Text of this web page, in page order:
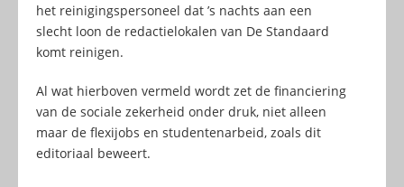
het reinigingspersoneel dat ’s nachts aan een
slecht loon de redactielokalen van De Standaard
komt reinigen.
Al wat hierboven vermeld wordt zet de financiering
van de sociale zekerheid onder druk, niet alleen
maar de flexijobs en studentenarbeid, zoals dit
editoriaal beweert.